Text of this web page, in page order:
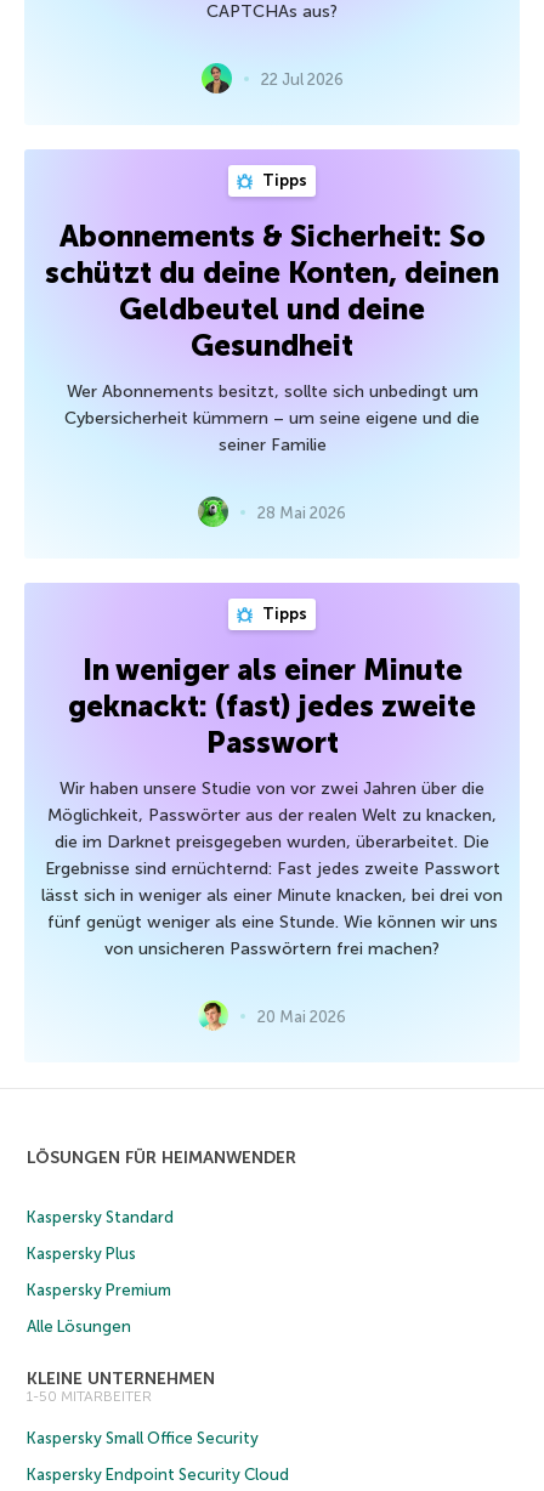
CAPTCHAs aus?
22 Jul 2026
Tipps
Abonnements & Sicherheit: So
schützt du deine Konten, deinen
Geldbeutel und deine
Gesundheit
Wer Abonnements besitzt, sollte sich unbedingt um
Cybersicherheit kümmern – um seine eigene und die
seiner Familie
28 Mai 2026
Tipps
In weniger als einer Minute
geknackt: (fast) jedes zweite
Passwort
Wir haben unsere Studie von vor zwei Jahren über die
Möglichkeit, Passwörter aus der realen Welt zu knacken,
die im Darknet preisgegeben wurden, überarbeitet. Die
Ergebnisse sind ernüchternd: Fast jedes zweite Passwort
lässt sich in weniger als einer Minute knacken, bei drei von
fünf genügt weniger als eine Stunde. Wie können wir uns
von unsicheren Passwörtern frei machen?
20 Mai 2026
LÖSUNGEN FÜR HEIMANWENDER
Kaspersky Standard
Kaspersky Plus
Kaspersky Premium
Alle Lösungen
KLEINE UNTERNEHMEN
1-50 MITARBEITER
Kaspersky Small Office Security
Kaspersky Endpoint Security Cloud